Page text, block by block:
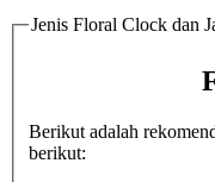
Jenis Floral Clock dan
Berikut adalah
berikut: